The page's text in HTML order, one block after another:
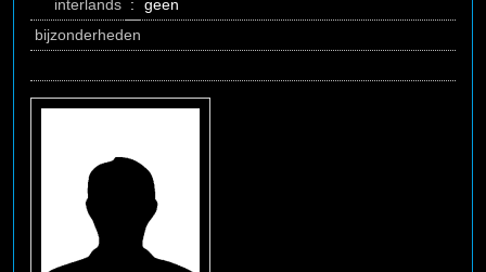
interlands :
geen
bijzonderheden